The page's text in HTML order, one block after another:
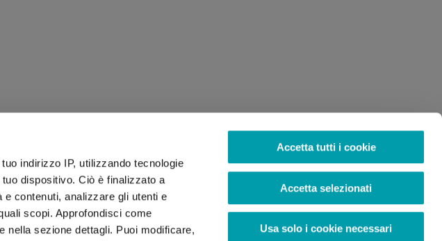
indirizzo IP, utilizzando tecnologie
dispositivo. Ciò è finalizzato a
contenuti, analizzare gli utenti e
scopi. Approfondisci come
nella sezione dettagli. Puoi modificare,
Accetta tutti i cookie
Accetta selezionati
Usa solo i cookie necessari